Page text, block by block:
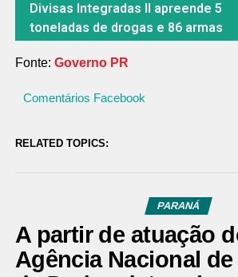
Divisas Integradas II apreende 5
toneladas de drogas e 86 armas
Fonte: Governo PR
Comentários Facebook
RELATED TOPICS:
PARANÁ
A partir de atuação
Agência Nacional